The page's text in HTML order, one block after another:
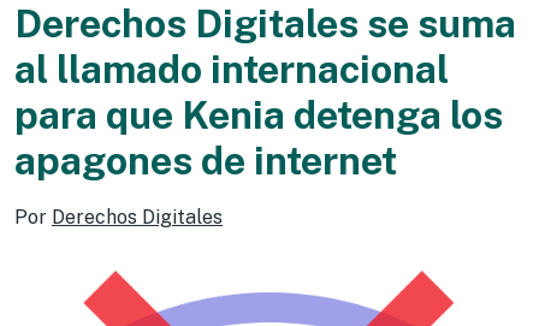
Derechos Digitales se suma
al llamado internacional
para que Kenia detenga los
apagones de internet
Por Derechos Digitales